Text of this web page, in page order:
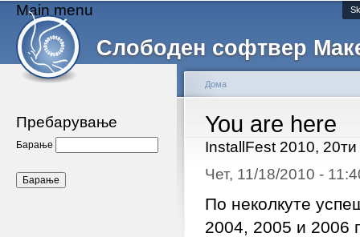
Слободен софтвер
Main menu
Пребарување
Барање
You are here
Дома
InstallFest 2010,
Чет, 11/18/2010 -
По неколкуте
2004, 2005 и 2006